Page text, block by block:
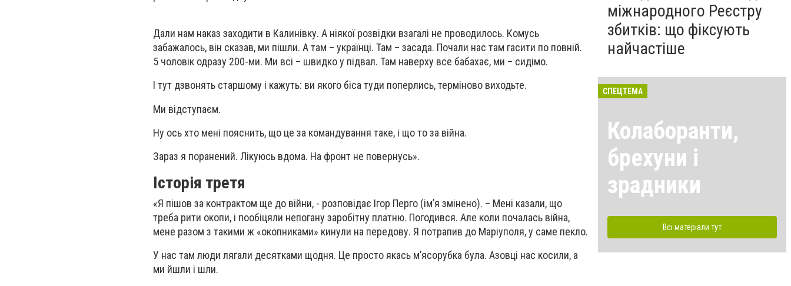
Дали нам наказ заходити в Калинівку. А ніякої розвідки взагалі не проводилось. Комусь
забажалось, він сказав, ми пішли. А там – українці. Там – засада. Почали нас там гасити по повній.
5 чоловік одразу 200-ми. Ми всі – швидко у підвал. Там наверху все бабахає, ми – сидімо.
І тут дзвонять старшому і кажуть: ви якого біса туди поперлись, терміново виходьте.
Ми відступаєм.
Ну ось хто мені пояснить, що це за командування таке, і що то за війна.
Зараз я поранений. Лікуюсь вдома. На фронт не повернусь».
Історія третя
«Я пішов за контрактом ще до війни, - розповідає Ігор Перго (ім’я змінено). – Мені казали, що
треба рити окопи, і пообіцяли непогану заробітну платню. Погодився. Але коли почалась війна,
мене разом з такими ж «окопниками» кинули на передову. Я потрапив до Маріуполя, у саме пекло.
У нас там люди лягали десятками щодня. Це просто якась м’ясорубка була. Азовці нас косили, а
ми йшли і шли.
міжнародного Реєстру
збитків: що фіксують
найчастіше
СПЕЦТЕМА
Колаборанти,
брехуни і
зрадники
Всі матеріали тут